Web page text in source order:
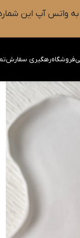
سبز رنگ واتس آپ روی صفحه را فشار
فروشگاهرهگیری سفارش